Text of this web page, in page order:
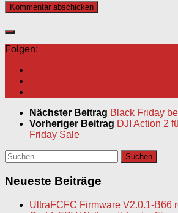
Folgen:
Nächster Beitrag Black Friday
Vorheriger Beitrag DJI Action 2
Friday Sale
Suchen
nach:
Neueste Beiträge
UltraFCFC Firmware V2.0.1-B66